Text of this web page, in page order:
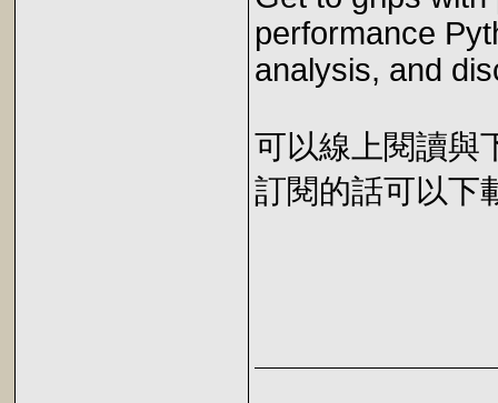
performance
analysis, and
可以線上閱讀與
訂閱的話可以下